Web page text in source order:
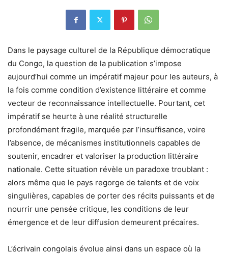
Dans le paysage culturel de la République démocratique
du Congo, la question de la publication s’impose
aujourd’hui comme un impératif majeur pour les auteurs, à
la fois comme condition d’existence littéraire et comme
vecteur de reconnaissance intellectuelle. Pourtant, cet
impératif se heurte à une réalité structurelle
profondément fragile, marquée par l’insuffisance, voire
l’absence, de mécanismes institutionnels capables de
soutenir, encadrer et valoriser la production littéraire
nationale. Cette situation révèle un paradoxe troublant :
alors même que le pays regorge de talents et de voix
singulières, capables de porter des récits puissants et de
nourrir une pensée critique, les conditions de leur
émergence et de leur diffusion demeurent précaires.
L’écrivain congolais évolue ainsi dans un espace où la